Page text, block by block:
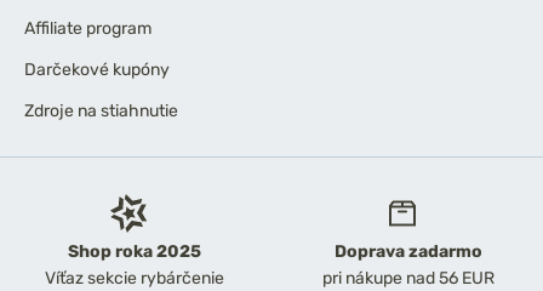
Shop roka 2025
Víťaz sekcie rybárčenie
Doprava zadarmo
pri nákupe nad 56 EUR
Affiliate program
Darčekové kupóny
Zdroje na stiahnutie